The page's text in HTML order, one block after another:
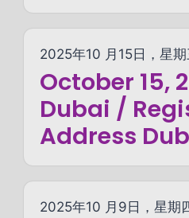
2025年10 月15日，星期
October 15,
Dubai /
Address
2025年10 月9日，星期